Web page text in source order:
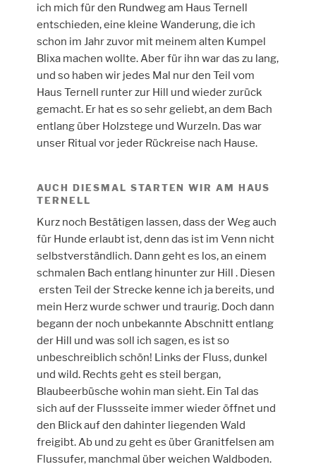
ich mich für den Rundweg am Haus Ternell
entschieden, eine kleine Wanderung, die ich
schon im Jahr zuvor mit meinem alten Kumpel
Blixa machen wollte. Aber für ihn war das zu lang,
und so haben wir jedes Mal nur den Teil vom
Haus Ternell runter zur Hill und wieder zurück
gemacht. Er hat es so sehr geliebt, an dem Bach
entlang über Holzstege und Wurzeln. Das war
unser Ritual vor jeder Rückreise nach Hause.
AUCH DIESMAL STARTEN WIR AM HAUS
TERNELL
Kurz noch Bestätigen lassen, dass der Weg auch
für Hunde erlaubt ist, denn das ist im Venn nicht
selbstverständlich. Dann geht es los, an einem
schmalen Bach entlang hinunter zur Hill . Diesen
ersten Teil der Strecke kenne ich ja bereits, und
mein Herz wurde schwer und traurig. Doch dann
begann der noch unbekannte Abschnitt entlang
der Hill und was soll ich sagen, es ist so
unbeschreiblich schön! Links der Fluss, dunkel
und wild. Rechts geht es steil bergan,
Blaubeerbüsche wohin man sieht. Ein Tal das
sich auf der Flussseite immer wieder öffnet und
den Blick auf den dahinter liegenden Wald
freigibt. Ab und zu geht es über Granitfelsen am
Flussufer, manchmal über weichen Waldboden.